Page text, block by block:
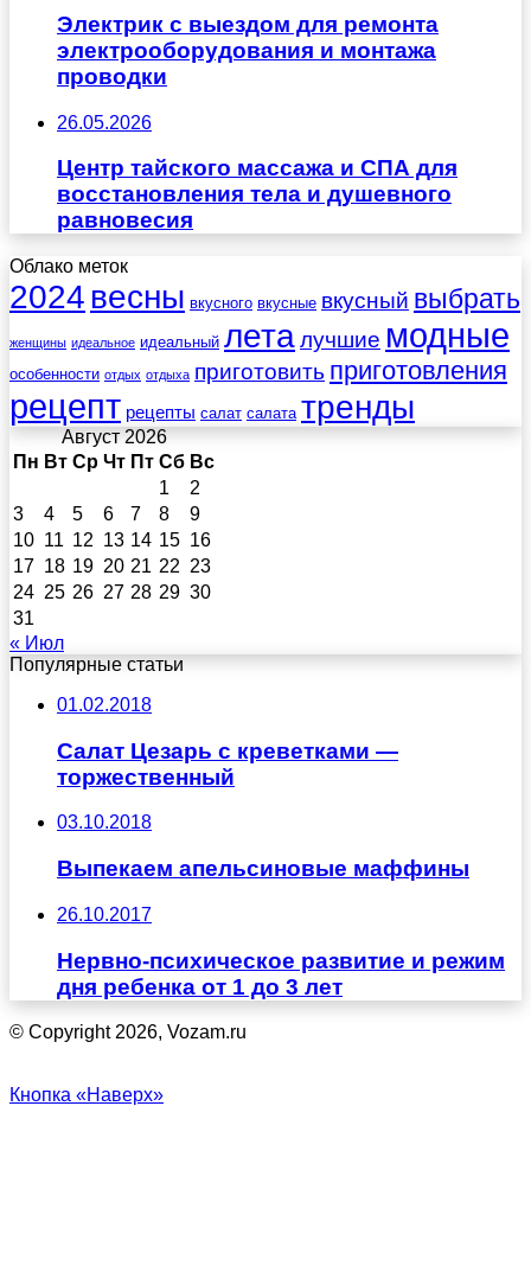
Электрик с выездом для ремонта
электрооборудования и монтажа
проводки
26.05.2026
Центр тайского массажа и СПА для
восстановления тела и душевного
равновесия
Облако меток
2024 весны вкусного вкусные вкусный выбрать
женщины идеальное идеальный леталучшие модные
особенности отдых отдыха приготовить приготовления
рецепт рецепты салат салата тренды
Август 2026
Пн Вт Ср Чт Пт Сб Вс
1
2
3
4 5 6 7 8
9
10 11 12 13 14 15 16
17 18 19 20 21 22 23
24 25 26 27 28 29 30
31
« Июл
Популярные статьи
01.02.2018
Салат Цезарь с креветками —
торжественный
03.10.2018
Выпекаем апельсиновые маффины
26.10.2017
Нервно-психическое развитие и режим
дня ребенка от 1 до 3 лет
© Copyright 2026, Vozam.ru
Кнопка «Наверх»